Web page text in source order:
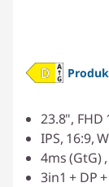
23.8", FHD
IPS, 16:9,
4ms (GtG)
3in1 + DP